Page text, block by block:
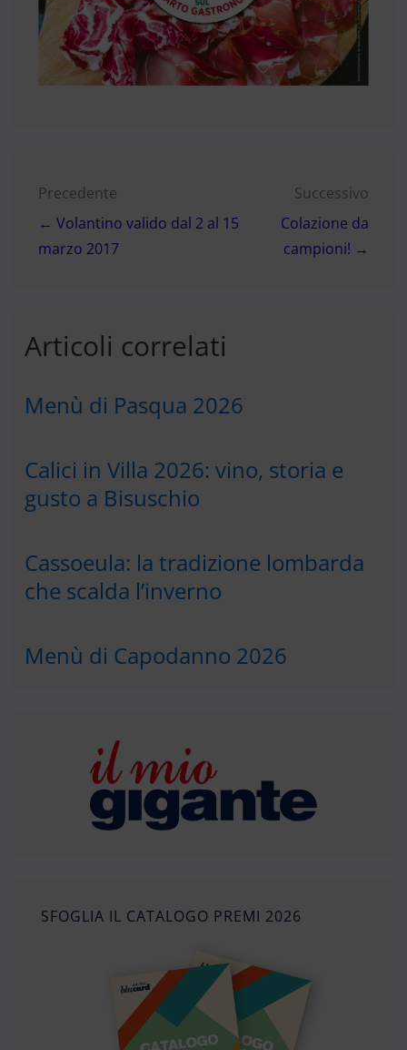
Navigazione
articoli
Precedente
← Volantino valido dal 2 al 15
marzo 2017
Successivo
Colazione da
campioni! →
Articoli correlati
Menù di Pasqua 2026
Calici in Villa 2026: vino, storia e
gusto a Bisuschio
Cassoeula: la tradizione lombarda
che scalda l’inverno
Menù di Capodanno 2026
SFOGLIA IL CATALOGO PREMI 2026